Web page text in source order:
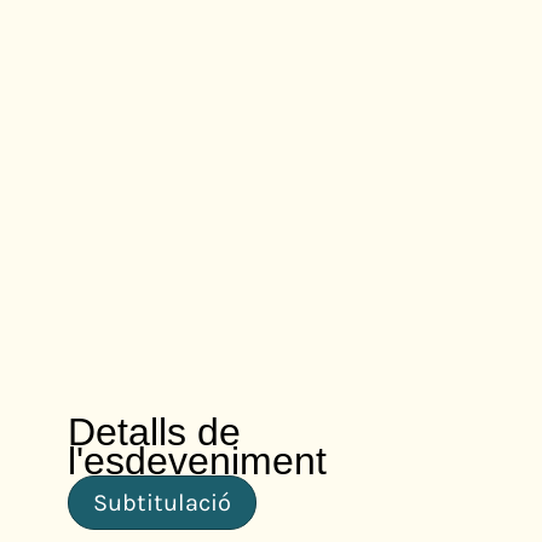
Detalls de
l'esdeveniment
Subtitulació